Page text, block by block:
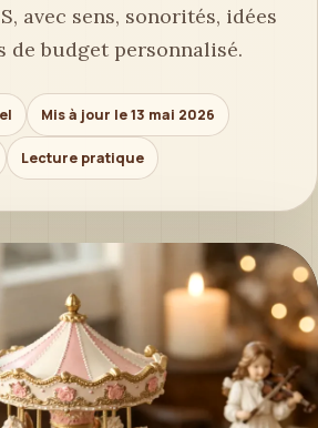
avec sens, sonorités, idées
de budget personnalisé.
Mis à jour le 13 mai 2026
Lecture pratique